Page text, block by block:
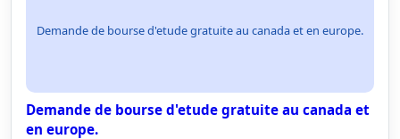
Demande de bourse d'etude gratuite au canada et en europe.
Demande de bourse d'etude gratuite au canada et
en europe.